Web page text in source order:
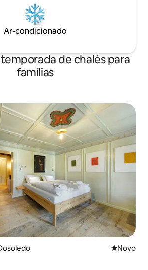
Ar-condicionado
de chalés para
famílias
Novo
Novo